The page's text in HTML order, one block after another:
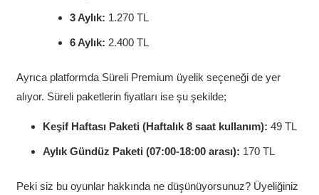
3 Aylık: 1.270 TL
6 Aylık: 2.400 TL
Ayrıca platformda Süreli Premium üyelik seçeneği de yer
alıyor. Süreli paketlerin fiyatları ise şu şekilde;
Keşif Haftası Paketi (Haftalık 8 saat kullanım): 49 TL
Aylık Gündüz Paketi (07:00-18:00 arası): 170 TL
Peki siz bu oyunlar hakkında ne düşünüyorsunuz? Üyeliğiniz